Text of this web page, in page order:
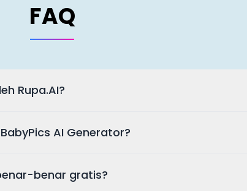
FAQ
Rupa.AI?
AI Generator?
benar gratis?